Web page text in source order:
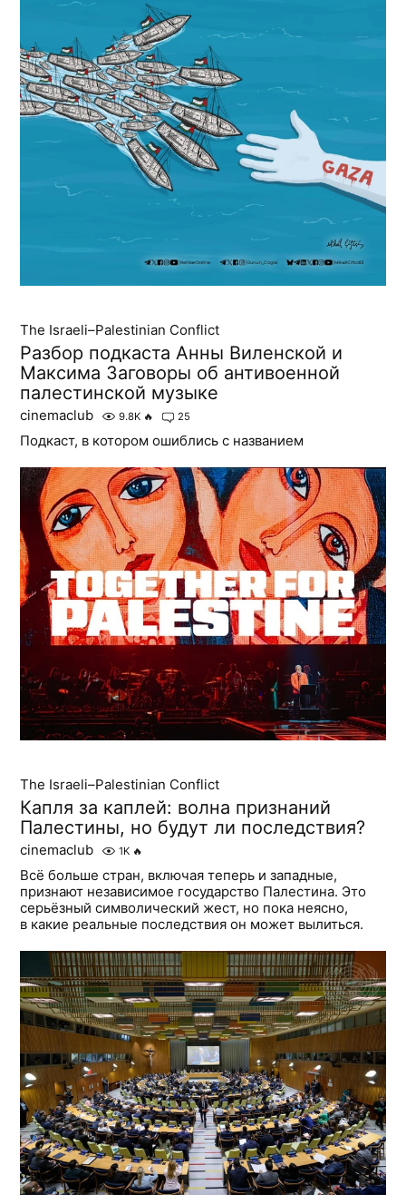
The Israeli–Palestinian Conflict
Разбор подкаста Анны Виленской и
Максима Заговоры об антивоенной
палестинской музыке
cinemaclub 9.8K 🔥 25
Подкаст, в котором ошиблись с названием
The Israeli–Palestinian Conflict
Капля за каплей: волна признаний
Палестины, но будут ли последствия?
cinemaclub 1K 🔥
Всё больше стран, включая теперь и западные,
признают независимое государство Палестина. Это
серьёзный символический жест, но пока неясно,
в какие реальные последствия он может вылиться.